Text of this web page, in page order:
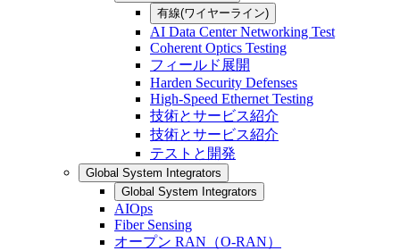
有線(ワイヤーライン)
AI Data Center Networking Test
Coherent Optics Testing
フィールド展開
Harden Security Defenses
High-Speed Ethernet Testing
技術とサービス紹介
技術とサービス紹介
テストと開発
Global System Integrators
Global System Integrators
AIOps
Fiber Sensing
オープン RAN（O-RAN）